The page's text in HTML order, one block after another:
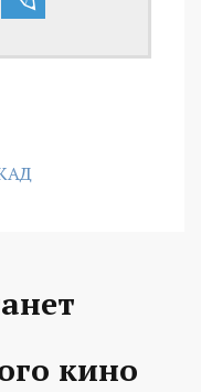
кино